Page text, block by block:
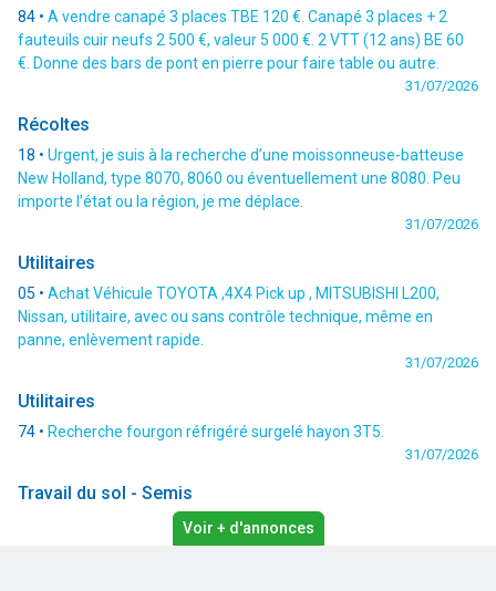
84 • A vendre canapé 3 places TBE 120 €. Canapé 3 places + 2
fauteuils cuir neufs 2 500 €, valeur 5 000 €. 2 VTT (12 ans) BE 60
€. Donne des bars de pont en pierre pour faire table ou autre.
31/07/2026
Récoltes
18 • Urgent, je suis à la recherche d’une moissonneuse-batteuse
New Holland, type 8070, 8060 ou éventuellement une 8080. Peu
importe l’état ou la région, je me déplace.
31/07/2026
Utilitaires
05 • Achat Véhicule TOYOTA ,4X4 Pick up , MITSUBISHI L200,
Nissan, utilitaire, avec ou sans contrôle technique, même en
panne, enlèvement rapide.
31/07/2026
Utilitaires
74 • Recherche fourgon réfrigéré surgelé hayon 3T5.
31/07/2026
Travail du sol - Semis
Vends semoir maïs Pulv. Berthoud Alto + 600 - Enrouleur Irrif.
optima 75 Herse rotative 3 charrues 4 socs.
Voir + d'annonces